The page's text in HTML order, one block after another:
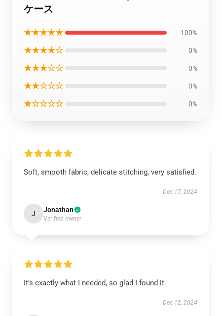
ケース
★★★★★ 100%
★★★★☆ 0%
★★★☆☆ 0%
★★☆☆☆ 0%
★☆☆☆☆ 0%
Soft, smooth fabric, delicate stitching, very satisfied.
Dec 17, 2024
J Jonathan
Verified owner
It’s exactly what I needed, so glad I found it.
Dec 12, 2024